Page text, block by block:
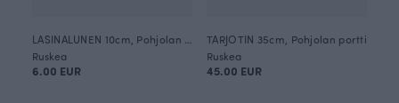
Ruskea
6.00 EUR
TARJOTIN 35cm, Pohjolan portti
Ruskea
45.00 EUR